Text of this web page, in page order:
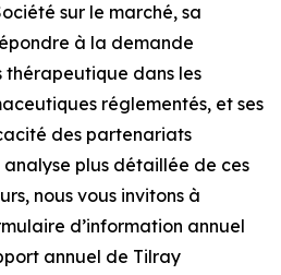
sur le marché, sa
à la demande
thérapeutique dans les
réglementés, et ses
des partenariats
plus détaillée de ces
nous vous invitons à
d’information annuel
annuel de Tilray